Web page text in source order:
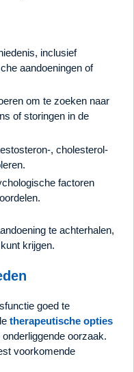
inclusief
aandoeningen of
om te zoeken naar
of storingen in de
, cholesterol-
factoren
te achterhalen,
krijgen.
goed te
therapeutische opties
oorzaak.
voorkomende